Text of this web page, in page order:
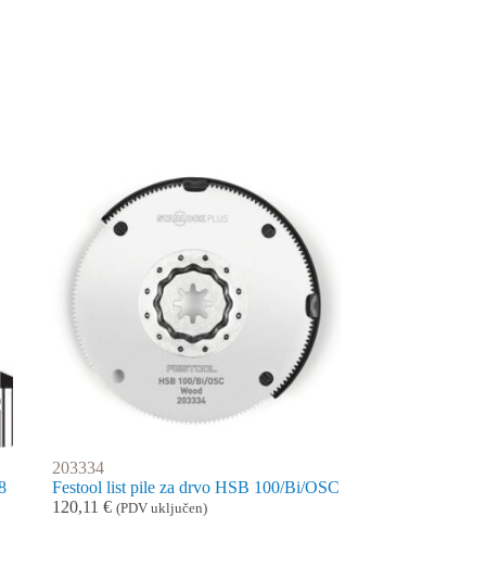
203334
Festool list pile za drvo HSB 100/Bi/OSC
120,11€ (PDV uključen)